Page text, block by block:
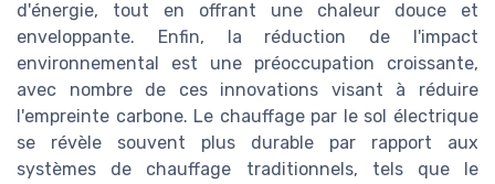
d'énergie, tout en offrant une chaleur douce et
enveloppante. Enfin, la réduction de l'impact
environnemental est une préoccupation croissante,
avec nombre de ces innovations visant à réduire
l'empreinte carbone. Le chauffage par le sol électrique
se révèle souvent plus durable par rapport aux
systèmes de chauffage traditionnels, tels que le